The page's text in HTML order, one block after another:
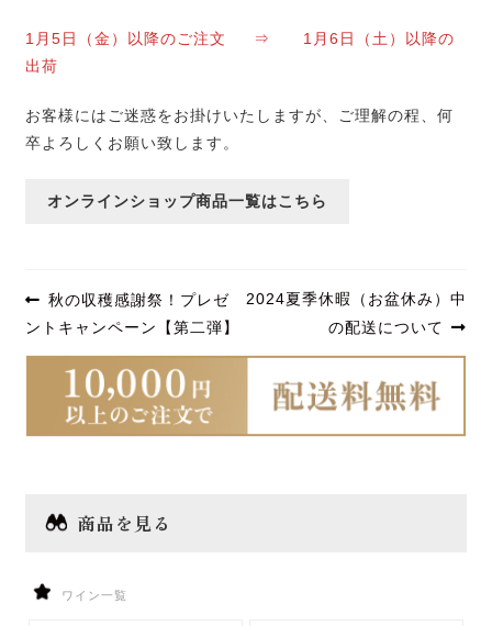
一升瓶ワイン
今月のおすすめ
セール
期間限定商品
百千（momochi）
フジクレール
LADY beetle
ワイン雑貨・おつまみ
1月5日（金）以降のご注文 ⇒ 1月6日（土）以降の
出荷
お客様にはご迷惑をお掛けいたしますが、ご理解の程、何
卒よろしくお願い致します。
オンラインショップ商品一覧はこちら
投
稿
ゲ
シ
ン
前
の
投
秋の収穫感謝祭！プレゼ
ントキャンペーン【第二弾】
次
投
2024夏季休暇（お盆休み）中
の配送について
商品を見る
ワイン一覧